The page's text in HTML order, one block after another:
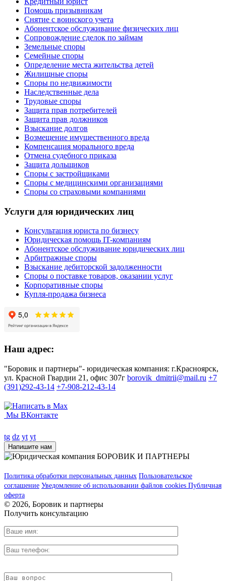
Помощь призывникам
Снятие с воинского учета
Абонентское обслуживание физических лиц
Cопровождение сделок по займам
Земельные споры
Семейные споры
Определение места жительства детей
Жилищные споры
Споры по недвижимости
Наследственные дела
Трудовые споры
Защита прав потребителей
Защита прав должников
Взыскание долгов
Возмещение имущественного вреда
Компенсация морального вреда
Отмена судебного приказа
Защита дольщиков
Споры с застройщиками
Споры с медицинскими организациями
Споры со страховыми компаниями
Услуги для юридических лиц
Консультация юриста по бизнесу
Юридическая помощь IT-компаниям
Абонентское обслуживание юридических лиц
Арбитражные споры
Взыскание дебиторской задолженности
Споры о поставке товаров, оказании услуг
Корпоративные споры
Купля-продажа бизнеса
Наш адрес:
"Боровик и партнеры"- юридическая компания: г.Красноярск,
ул. Красной Гвардии 21, офис 307г borovik_dmitrii@mail.ru +7
(391)292-43-14 +7-908-212-43-14
Мы ВКонтакте
tg dz yt yt
Напишите нам
Политика обработки персональных данных Пользовательское
соглашение Уведомление об использовании файлов cookies Публичная
оферта
© 2026, Боровик и партнеры
Получить консультацию